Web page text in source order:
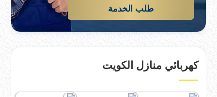
طلب الخدمة
كهربائي منازل الكويت